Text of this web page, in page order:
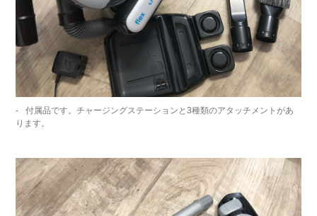
付属品です。チャージングステーションと3種類のアタッチメントがあ
ります。